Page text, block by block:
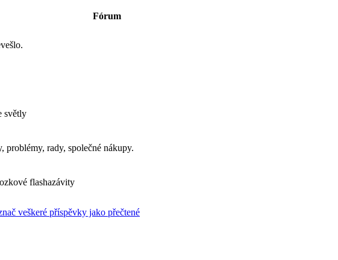
Fórum
světly
problémy, rady, společné nákupy.
flashazávity
veškeré příspěvky jako přečtené